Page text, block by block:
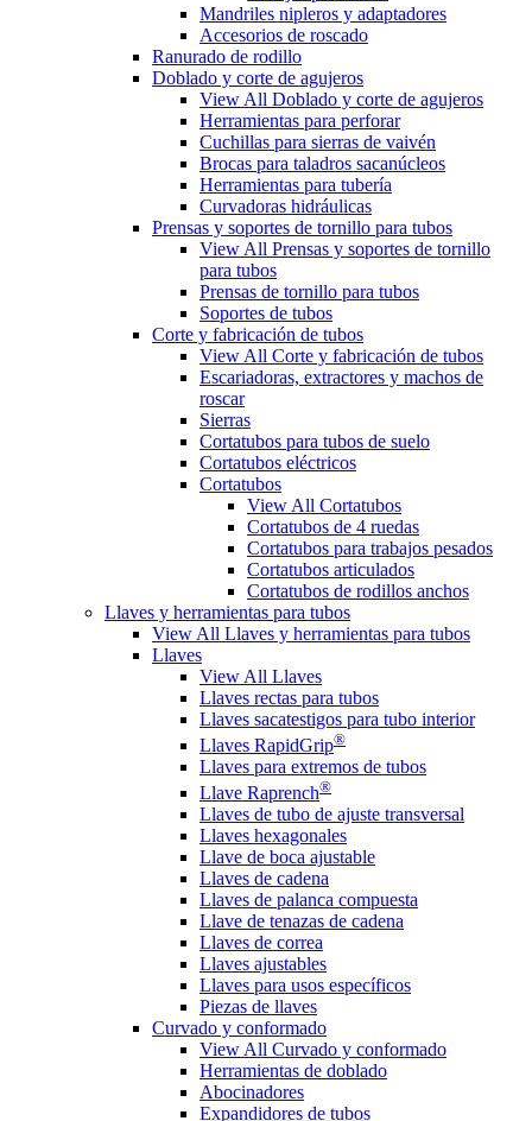
Mandriles nipleros y adaptadores
Accesorios de roscado
Ranurado de rodillo
Doblado y corte de agujeros
View All Doblado y corte de agujeros
Herramientas para perforar
Cuchillas para sierras de vaivén
Brocas para taladros sacanúcleos
Herramientas para tubería
Curvadoras hidráulicas
Prensas y soportes de tornillo para tubos
View All Prensas y soportes de tornillo
para tubos
Prensas de tornillo para tubos
Soportes de tubos
Corte y fabricación de tubos
View All Corte y fabricación de tubos
Escariadoras, extractores y machos de
roscar
Sierras
Cortatubos para tubos de suelo
Cortatubos eléctricos
Cortatubos
View All Cortatubos
Cortatubos de 4 ruedas
Cortatubos para trabajos pesados
Cortatubos articulados
Cortatubos de rodillos anchos
Llaves y herramientas para tubos
View All Llaves y herramientas para tubos
Llaves
View All Llaves
Llaves rectas para tubos
Llaves sacatestigos para tubo interior
Llaves RapidGrip®
Llaves para extremos de tubos
Llave Raprench®
Llaves de tubo de ajuste transversal
Llaves hexagonales
Llave de boca ajustable
Llaves de cadena
Llaves de palanca compuesta
Llave de tenazas de cadena
Llaves de correa
Llaves ajustables
Llaves para usos específicos
Piezas de llaves
Curvado y conformado
View All Curvado y conformado
Herramientas de doblado
Abocinadores
Expandidores de tubos